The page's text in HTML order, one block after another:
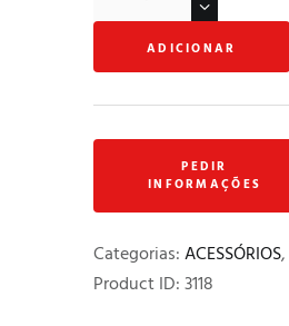
cruzada
“KÖLBL”
–
ADICIONAR
Categorias:ACESSÓRIOS,
Product ID:3118